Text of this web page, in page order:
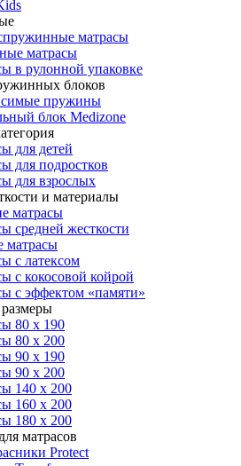
матрасы
матрасы
в рулонной упаковке
блоков
пружины
блок Medizone
для детей
для подростков
для взрослых
и материалы
матрасы
средней жесткости
матрасы
с латексом
с кокосовой койрой
с эффектом «памяти»
80 x 190
80 x 200
90 x 190
90 x 200
140 x 200
160 x 200
180 x 200
матрасов
Protect